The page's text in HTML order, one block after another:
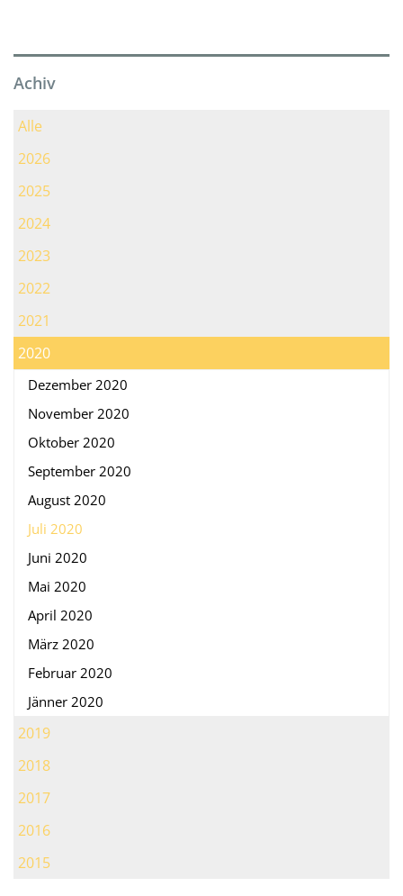
Achiv
Alle
2026
2025
2024
2023
2022
2021
2020
Dezember 2020
November 2020
Oktober 2020
September 2020
August 2020
Juli 2020
Juni 2020
Mai 2020
April 2020
März 2020
Februar 2020
Jänner 2020
2019
2018
2017
2016
2015